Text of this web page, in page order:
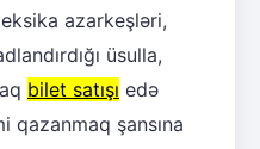
azarkeşləri,
üsulla,
bilet satışı edə
qazanmaq şansına